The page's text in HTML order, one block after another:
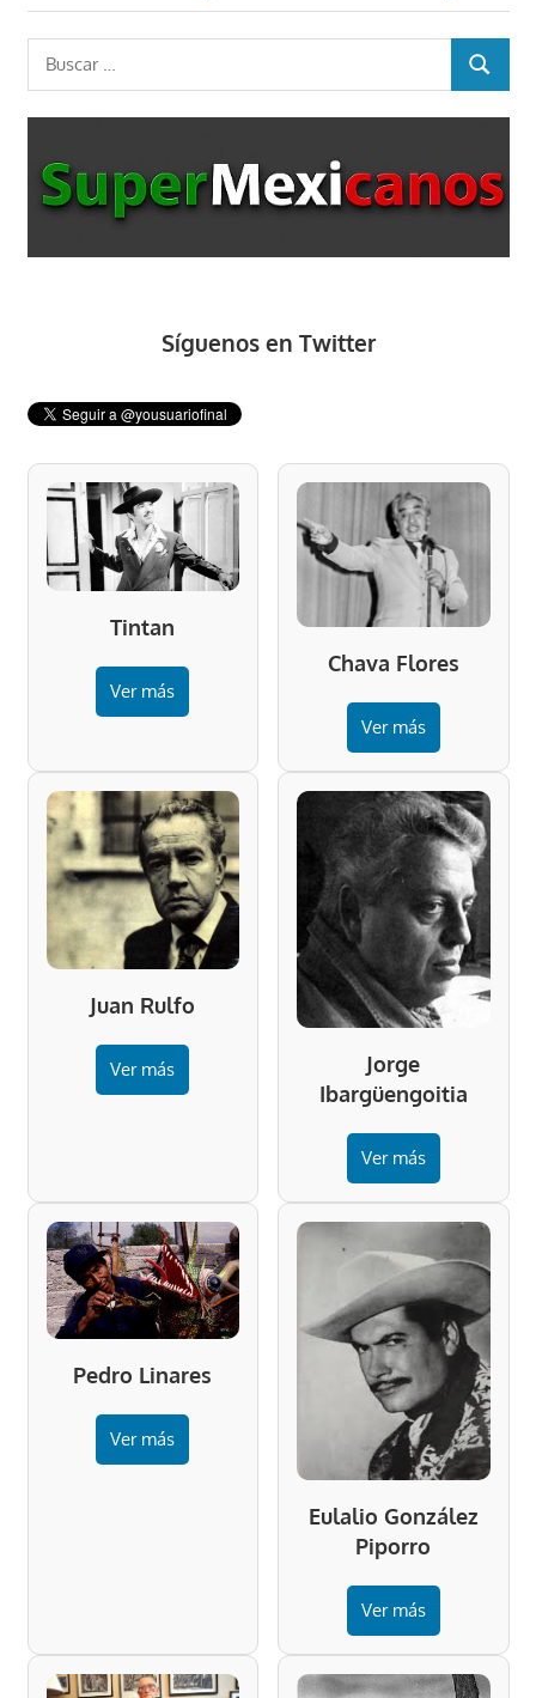
entradas
siguiente:
Buscar:
BUSCAR
Síguenos en Twitter
Tintan
Ver más
Chava Flores
Ver más
Juan Rulfo
Ver más
Jorge
Ibargüengoitia
Ver más
Pedro Linares
Ver más
Eulalio González
Piporro
Ver más